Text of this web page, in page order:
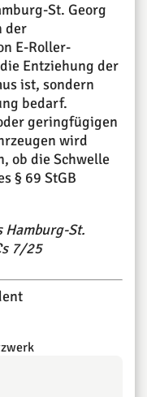
St. Georg
der
E-Roller-
Entziehung der
ist, sondern
bedarf.
geringfügigen
wird
ob die Schwelle
§ 69 StGB
Hamburg-St.
7/25